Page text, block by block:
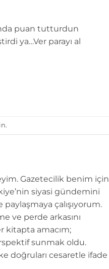
puan tutturdun
ya…Ver parayı al
Gazetecilik benim için
siyasi gündemini
çalışıyorum.
ve perde arkasını
kitapta amacım;
sunmak oldu.
doğruları cesaretle ifade